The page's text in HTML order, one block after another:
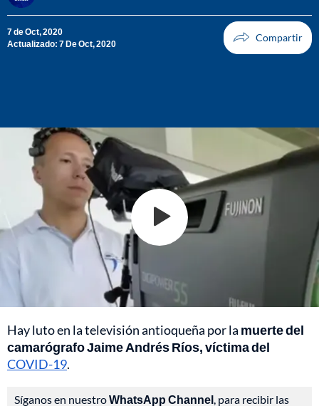
7 de Oct, 2020
Actualizado: 7 De Oct, 2020
Hay luto en la televisión antioqueña por la muerte del
camarógrafo Jaime Andrés Ríos, víctima del
COVID-19.
Síganos en nuestroWhatsApp Channel , para recibir las